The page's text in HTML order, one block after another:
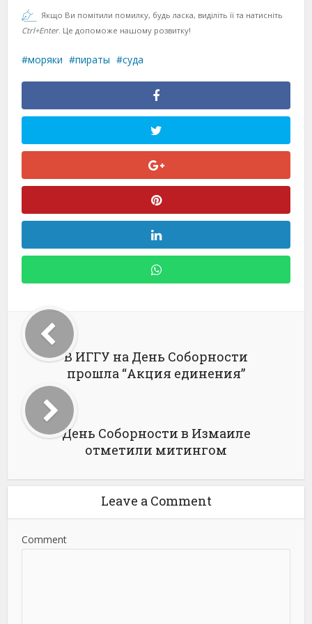
Якщо Ви помітили помилку, будь ласка, виділіть її та натисніть
Ctrl+Enter. Це допоможе нашому розвитку!
моряки пираты суда
В ИГГУ на День Соборности
прошла “Акция единения”
День Соборности в Измаиле
отметили митингом
Leave a Comment
Comment